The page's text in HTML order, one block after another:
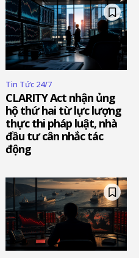
Tin Tức 24/7
CLARITY Act nhận ủng
hộ thứ hai từ lực lượng
thực thi pháp luật, nhà
đầu tư cân nhắc tác
động